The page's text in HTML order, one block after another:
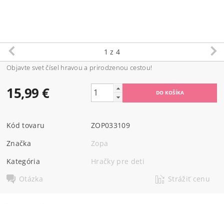
1 z 4
Objavte svet čísel hravou a prirodzenou cestou!
15,99 €
Kód tovaru
ZOP033109
Značka
Zopa
Kategória
Hračky pre deti
Otázka
Strážiť cenu